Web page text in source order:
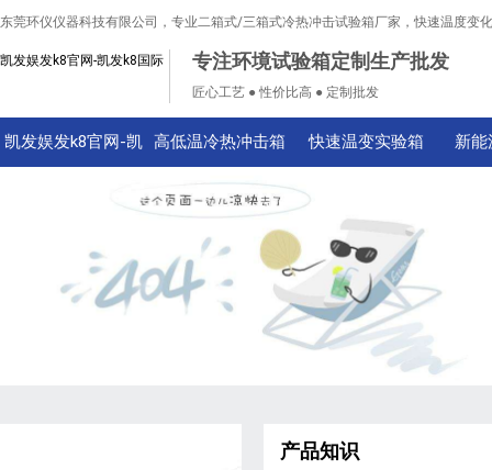
东莞环仪仪器科技有限公司，专业二箱式/三箱式冷热冲击试验箱厂家，快速温度变
凯发娱发k8官网-凯发k8国际 专注环境试验箱定制生产批发
匠心工艺 ● 性价比高 ● 定制批发
凯发娱发k8官网-凯 高低温冷热冲击箱 快速温变实验箱 新
产品知识